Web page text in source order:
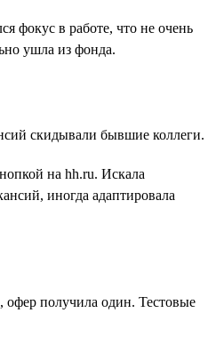
фокус в работе, что не очень
ушла из фонда.
скидывали бывшие коллеги.
на hh.ru. Искала
иногда адаптировала
офер получила один. Тестовые